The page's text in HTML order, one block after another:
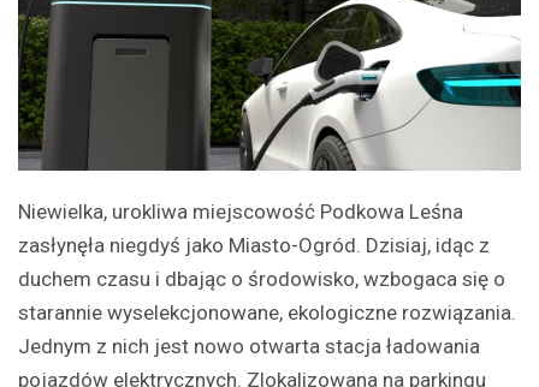
Niewielka, urokliwa miejscowość Podkowa Leśna
zasłynęła niegdyś jako Miasto-Ogród. Dzisiaj, idąc z
duchem czasu i dbając o środowisko, wzbogaca się o
starannie wyselekcjonowane, ekologiczne rozwiązania.
Jednym z nich jest nowo otwarta stacja ładowania
pojazdów elektrycznych. Zlokalizowana na parkingu